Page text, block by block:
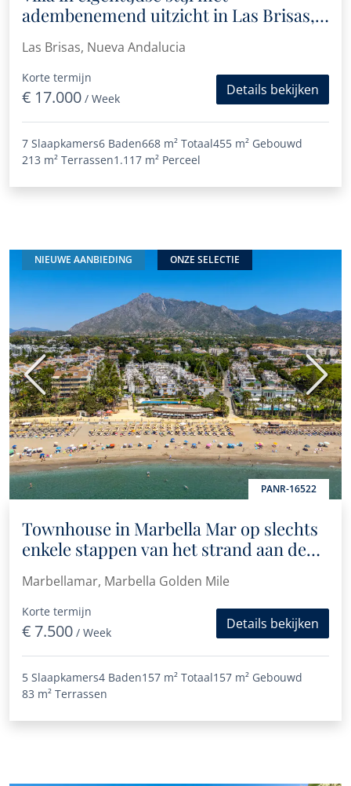
adembenemend uitzicht in Las Brisas,
Nueva Andalucía
Las Brisas, Nueva Andalucia
Korte termijn
€ 17.000 / Week
Details bekijken
7 Slaapkamers6 Baden668 m² Totaal455 m² Gebouwd
213 m² Terrassen1.117 m² Perceel
NIEUWE AANBIEDING ONZE SELECTIE
PANR-16522
Vorige
Townhouse in Marbella Mar op slechts
enkele stappen van het strand aan de
Golden Mile
Marbellamar, Marbella Golden Mile
Korte termijn
€ 7.500 / Week
Details bekijken
5 Slaapkamers4 Baden157 m² Totaal157 m² Gebouwd
83 m² Terrassen